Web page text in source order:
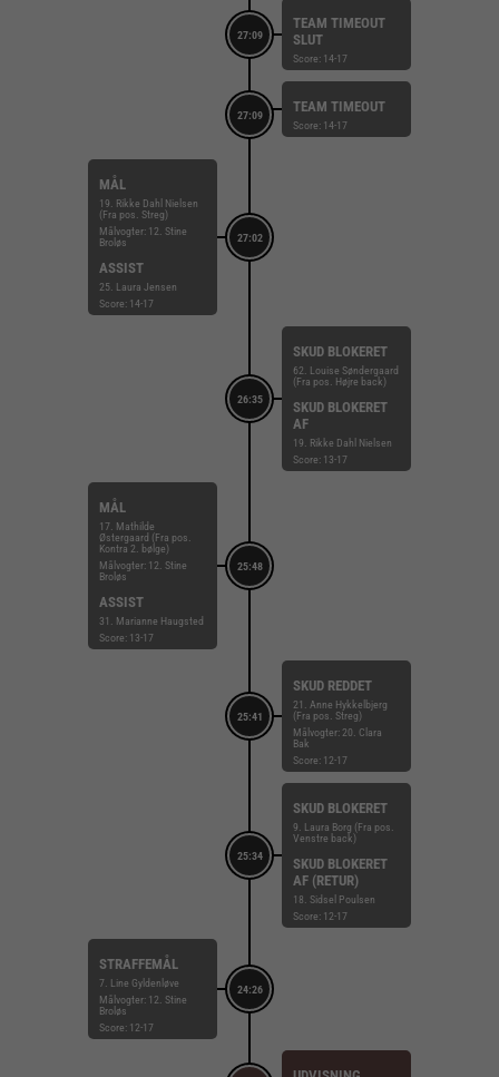
27:09
TEAM TIMEOUT
SLUT
Score: 14-17
27:09
TEAM TIMEOUT
Score: 14-17
27:02
MÅL
19. Rikke Dahl Nielsen
(Fra pos. Streg)
Målvogter: 12. Stine
Broløs
ASSIST
25. Laura Jensen
Score: 14-17
26:35
SKUD BLOKERET
62. Louise Søndergaard
(Fra pos. Højre back)
SKUD BLOKERET
AF
19. Rikke Dahl Nielsen
Score: 13-17
25:48
MÅL
17. Mathilde
Østergaard (Fra pos.
Kontra 2. bølge)
Målvogter: 12. Stine
Broløs
ASSIST
31. Marianne Haugsted
Score: 13-17
25:41
SKUD REDDET
21. Anne Hykkelbjerg
(Fra pos. Streg)
Målvogter: 20. Clara
Bak
Score: 12-17
25:34
SKUD BLOKERET
9. Laura Borg (Fra pos.
Venstre back)
SKUD BLOKERET
AF (RETUR)
18. Sidsel Poulsen
Score: 12-17
24:26
STRAFFEMÅL
7. Line Gyldenløve
Målvogter: 12. Stine
Broløs
Score: 12-17